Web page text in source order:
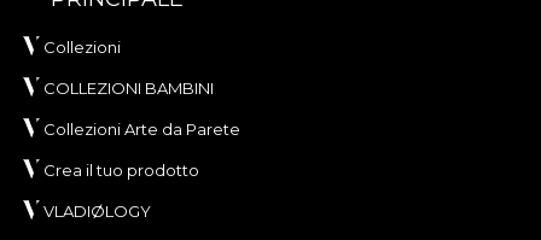
Collezioni
COLLEZIONI BAMBINI
Collezioni Arte da Parete
Crea il tuo prodotto
VLADIØLOGY